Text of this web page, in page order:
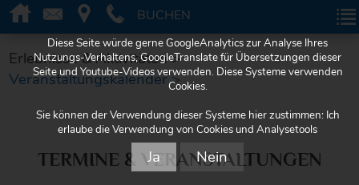
BUCHENBUCHEN
Erlebnisse & Aktivitäten >
Veranstaltungskalender >
TERMINE & VERANSTALTUNGEN
Diese Seite würde gerne GoogleAnalytics zur Analyse Ihres
Nutzungs-Verhaltens, GoogleTranslate für Übersetzungen dieser
Seite und Youtube-Videos verwenden. Diese Systeme verwenden
Cookies.
Sie können der Verwendung dieser Systeme hier zustimmen: Ich
erlaube die Verwendung von Cookies und Analysetools
Ja Nein